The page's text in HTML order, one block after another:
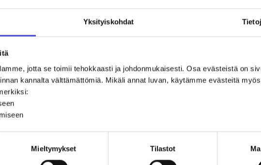
Yksityiskohdat
jotta se toimii tehokkaasti ja johdonmukaisesti. Osa evästeistä on
kannalta välttämättömiä. Mikäli annat luvan, käytämme evästeitä
Mieltymykset Tilastot
Kanna
mukanasi
aidosta